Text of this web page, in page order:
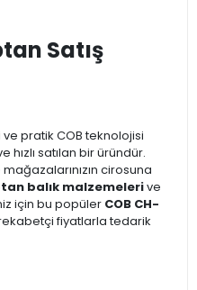
Satış
ve pratik COB teknolojisi
satılan bir üründür.
cirosuna
balık malzemelerive
için bu popüler COB CH-
fiyatlarla tedarik